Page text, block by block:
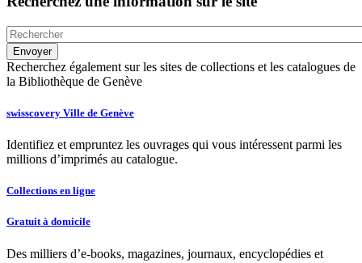
Recherchez également sur les sites de collections et les catalogues de
la Bibliothèque de Genève
swisscovery Ville de Genève
Identifiez et empruntez les ouvrages qui vous intéressent parmi les
millions d’imprimés au catalogue.
Collections en ligne
Gratuit à domicile
Des milliers d’e-books, magazines, journaux, encyclopédies et